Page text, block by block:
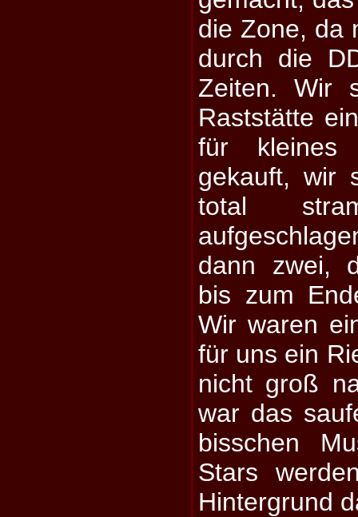
die Zone, da
durch die
Zeiten. Wir
Raststätte
für kleines
gekauft, wir
total
dann zwei,
bis zum
Wir waren
für uns ein
nicht groß
war das
bisschen
Stars
Hintergrund